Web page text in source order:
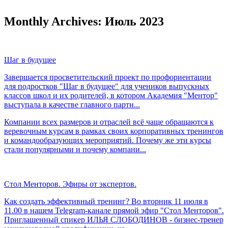
Monthly Archives: Июль 2023
Шаг в будущее
Завершается просветительский проект по профориентации
для подростков "Шаг в будущее" для учеников выпускных
классов школ и их родителей, в котором Академия "Ментор"
выступала в качестве главного партн...
Компании всех размеров и отраслей всё чаще обращаются к
веревочным курсам в рамках своих корпоративных тренингов
и командообразующих мероприятий. Почему же эти курсы
стали популярными и почему компани...
Стол Менторов. Эфиры от экспертов.
Как создать эффективный тренинг? Во вторник 11 июля в
11.00 в нашем Telegram-канале прямой эфир "Стол Менторов".
Приглашенный спикер ИЛЬЯ СЛОБОДИНОВ - бизнес-тренер